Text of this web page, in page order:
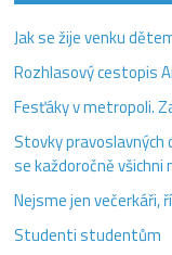
Jak se žije venku
Rozhlasový cestopis
Fesťáky v metropoli.
Stovky pravoslavných
se každoročně všichni
Nejsme jen večerkáři,
Studenti studentům